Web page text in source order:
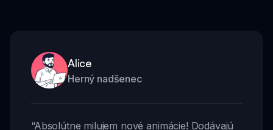
Alice
Herný nadšenec
“Absolútne milujem nové animácie! Dodávajú